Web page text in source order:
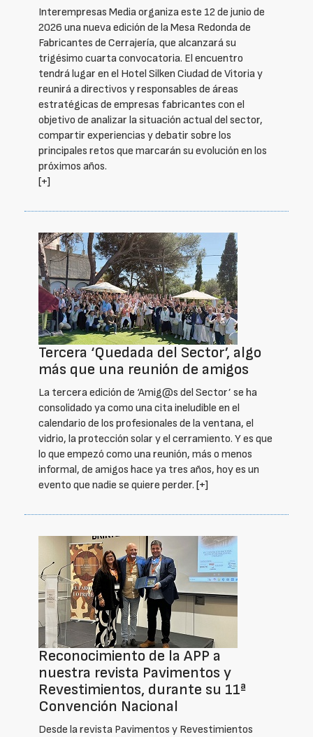
Interempresas Media organiza este 12 de junio de
2026 una nueva edición de la Mesa Redonda de
Fabricantes de Cerrajería, que alcanzará su
trigésimo cuarta convocatoria. El encuentro
tendrá lugar en el Hotel Silken Ciudad de Vitoria y
reunirá a directivos y responsables de áreas
estratégicas de empresas fabricantes con el
objetivo de analizar la situación actual del sector,
compartir experiencias y debatir sobre los
principales retos que marcarán su evolución en los
próximos años.
[+]
Tercera ‘Quedada del Sector’, algo
más que una reunión de amigos
La tercera edición de ‘Amig@s del Sector’ se ha
consolidado ya como una cita ineludible en el
calendario de los profesionales de la ventana, el
vidrio, la protección solar y el cerramiento. Y es que
lo que empezó como una reunión, más o menos
informal, de amigos hace ya tres años, hoy es un
evento que nadie se quiere perder. [+]
Reconocimiento de la APP a
nuestra revista Pavimentos y
Revestimientos, durante su 11ª
Convención Nacional
Desde la revista Pavimentos y Revestimientos